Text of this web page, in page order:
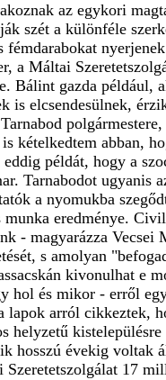
az egykori
szét a különféle
fémdarabokat
a Máltai
Bálint gazda például,
is elcsendesülnek,
kételkedtem abban,
példát, hogy a
Tarnabodot ugyanis
a nyomukba
eredménye.
- magyarázza
s amolyan
kivonulhat e
hol és mikor - erről
arról cikkeztek,
helyzetű
hosszú évekig voltak
17